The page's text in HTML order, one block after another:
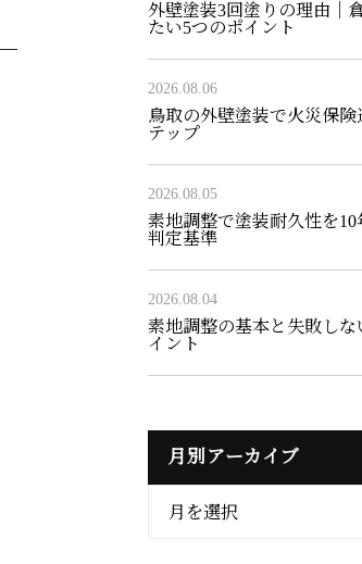
外壁塗装3回塗りの理由｜
たい5つのポイント
2026.08.06
鳥取の外壁塗装で火災保険
テップ
2026.08.05
素地調整で塗装耐久性を10
判定基準
2026.08.04
素地調整の基本と失敗しな
イント
月別アーカイブ
月を選択